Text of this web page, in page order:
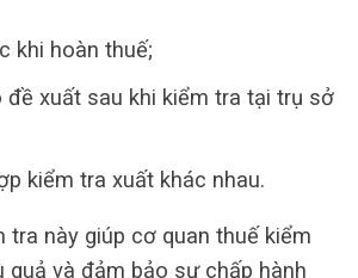
khi hoàn thuế;
đề xuất sau khi kiểm tra tại trụ sở
kiểm tra xuất khác nhau.
tra này giúp cơ quan thuế kiểm
quả và đảm bảo sự chấp hành